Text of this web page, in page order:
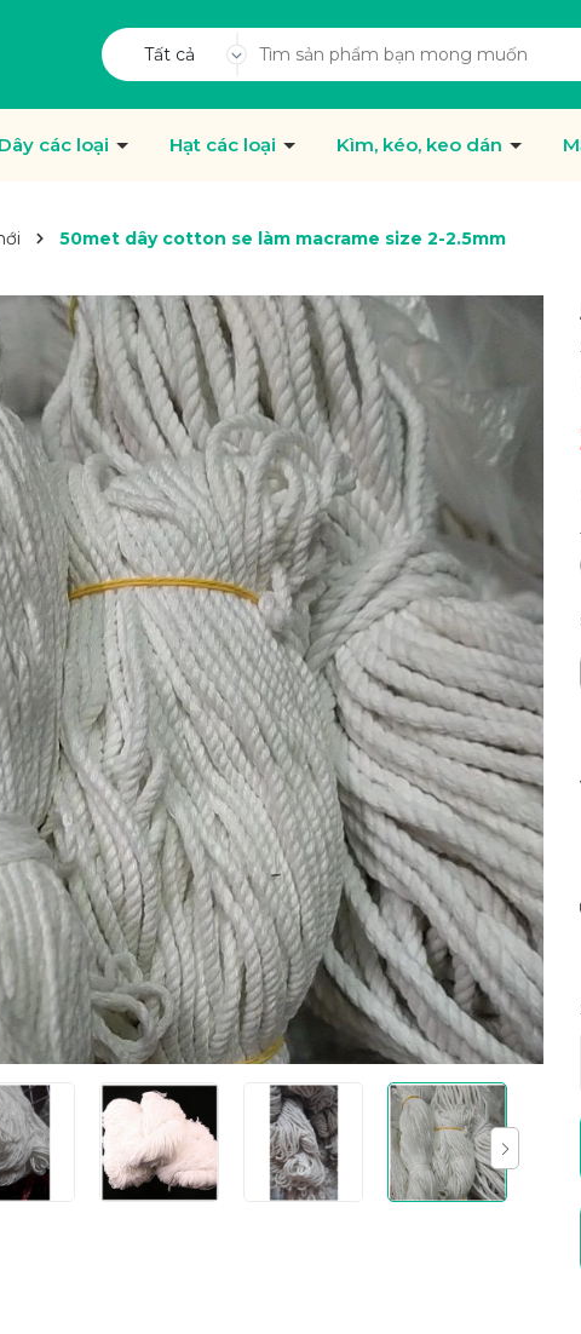
Tất cả
Dây các loại Hạt các loại Kìm, kéo, keo dán
50met dây cotton se làm macrame size 2-2.5mm